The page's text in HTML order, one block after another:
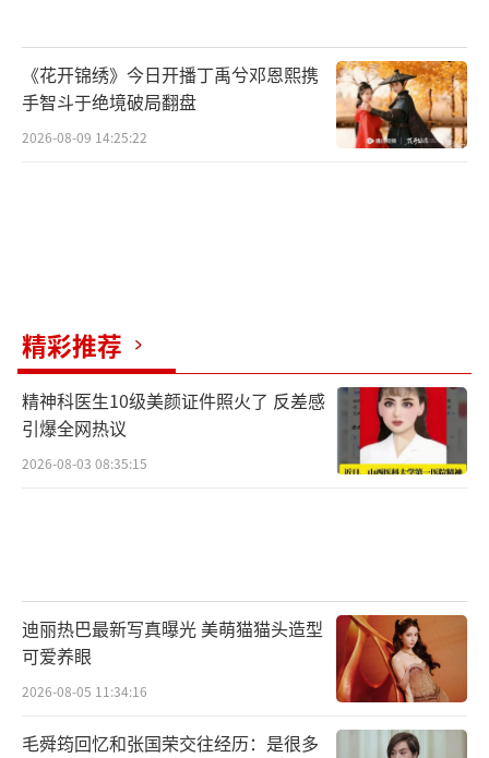
《花开锦绣》今日开播丁禹兮邓恩熙携
手智斗于绝境破局翻盘
2026-08-09 14:25:22
精彩推荐
精神科医生10级美颜证件照火了 反差感
引爆全网热议
2026-08-03 08:35:15
迪丽热巴最新写真曝光 美萌猫猫头造型
可爱养眼
2026-08-05 11:34:16
毛舜筠回忆和张国荣交往经历：是很多